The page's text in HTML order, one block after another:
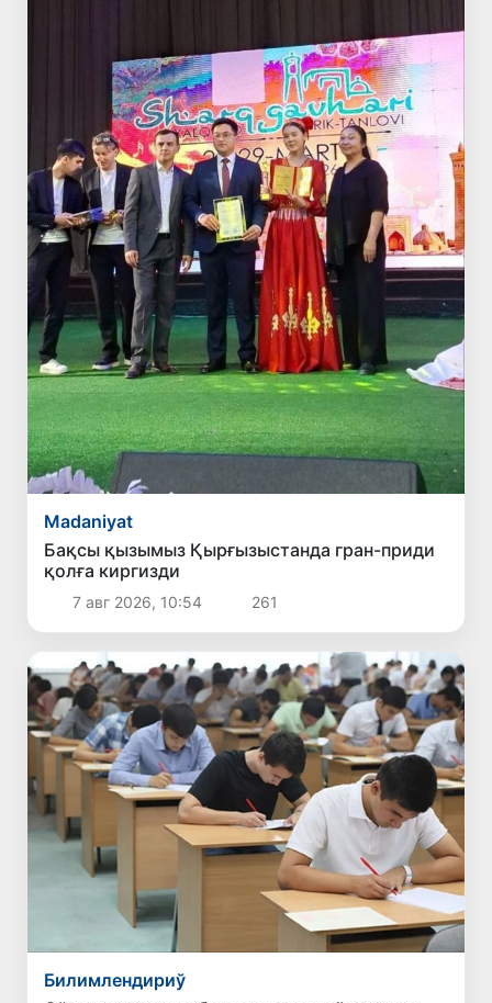
Madaniyat
Бақсы қызымыз Қырғызыстанда гран-приди
қолға киргизди
7 авг 2026, 10:54 261
Билимлендириў